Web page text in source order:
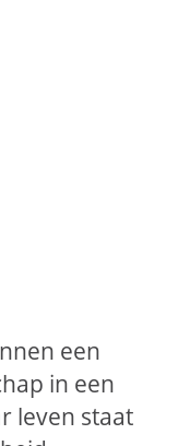
een
in een
leven staat